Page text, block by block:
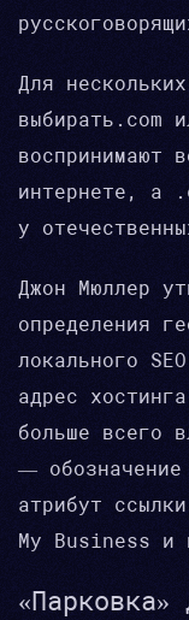
Для
выбирать.com
воспринимают
интернете, а
у
Джон Мюллер
определения
локального
адрес
больше всего
—
атрибут
My Business и
«Парковка»